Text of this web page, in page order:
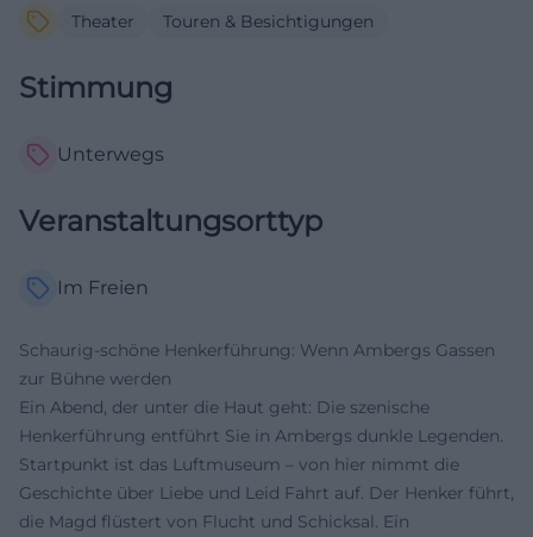
Theater Touren & Besichtigungen
Stimmung
Unterwegs
Veranstaltungsorttyp
Im Freien
Schaurig-schöne Henkerführung: Wenn Ambergs Gassen
zur Bühne werden
Ein Abend, der unter die Haut geht: Die szenische
Henkerführung entführt Sie in Ambergs dunkle Legenden.
Startpunkt ist das Luftmuseum – von hier nimmt die
Geschichte über Liebe und Leid Fahrt auf. Der Henker führt,
die Magd flüstert von Flucht und Schicksal. Ein